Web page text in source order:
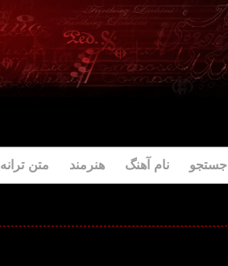
جستجو نام آهنگ هنرمند متن ترانه